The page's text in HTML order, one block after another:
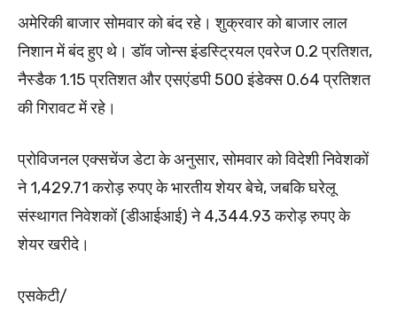
अमेरिकी बाजार सोमवार को बंद रहे। शुक्रवार को बाजार लाल
निशान में बंद हुए थे। डॉव जोन्स इंडस्ट्रियल एवरेज 0.2 प्रतिशत,
नैस्डैक 1.15 प्रतिशत और एसएंडपी 500 इंडेक्स 0.64 प्रतिशत
की गिरावट में रहे।
प्रोविजनल एक्सचेंज डेटा के अनुसार, सोमवार को विदेशी निवेशकों
ने 1,429.71 करोड़ रुपए के भारतीय शेयर बेचे, जबकि घरेलू
संस्थागत निवेशकों (डीआईआई) ने 4,344.93 करोड़ रुपए के
शेयर खरीदे।
एसकेटी/